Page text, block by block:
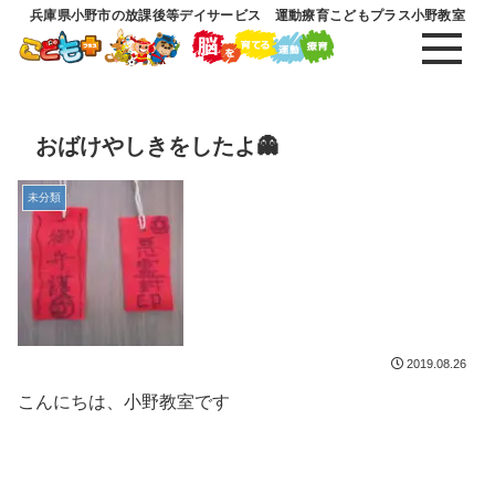
兵庫県小野市の放課後等デイサービス 運動療育こどもプラス小野教室
おばけやしきをしたよ👻
未分類
2019.08.26
こんにちは、小野教室です